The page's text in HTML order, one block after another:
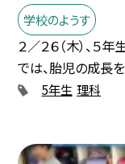
学校のようす
２／２６（木）、５
では、胎児の成長
5年生 理科